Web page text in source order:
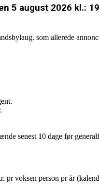
5 august 2026 kl.:
som allerede
senest 10 dage før
pr voksen person pr år